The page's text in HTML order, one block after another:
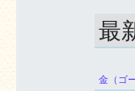
最
金（ゴ